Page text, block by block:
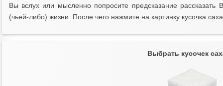
Вы вслух или мысленно попросите предсказание
(чьей-либо) жизни. После чего нажмите на картинку кусочка
Выбрать кусочек